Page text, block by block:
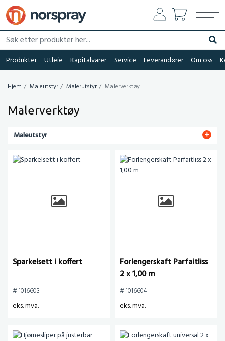
Søk etter produkter her...
Søk
Produkter Utleie Kapitalvarer Service Leverandører Om oss
Hjem Maleutstyr Malerutstyr Malerverktøy
Malerverktøy
Maleutstyr
Sparkelsett i koffert
# 1016603
eks. mva.
Forlengerskaft Parfaitliss
2 x 1,00 m
# 1016604
eks. mva.